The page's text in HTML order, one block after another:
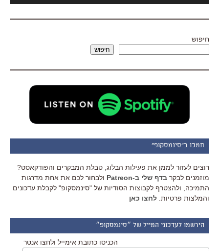
חיפוש
חיפוש
תמכו ב"סינמסקופ"
רוצים לעזור לממן את פעילות הבלוג, טבלת המבקרים והפודקאסט?
מוזמנים לבקר בדף שלי ב-Patreon
ולבחור לכם את אחת מדרגות
התמיכה, ולהצטרף לקבוצות הסודיות של "סינמסקופ" לקבלת עדכונים
והמלצות פרטיות. לחצו כאן
הירשמו לעדכוני המייל של ״סינמסקופ״
הכניסו כתובת אימייל ולחצו אנטר